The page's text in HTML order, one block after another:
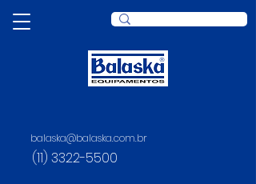
balaska@balaska.com.br
(11) 3322-5500